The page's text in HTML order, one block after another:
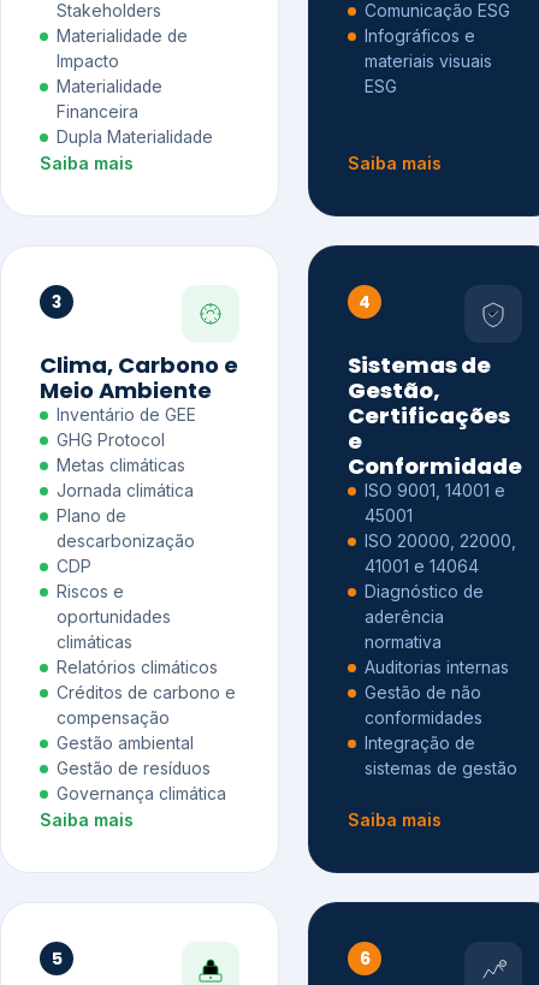
Stakeholders
Materialidade de
Impacto
Materialidade
Financeira
Dupla Materialidade
Saiba mais
Comunicação ESG
Infográficos e
materiais visuais
ESG
Saiba mais
3
Clima, Carbono e
Meio Ambiente
Inventário de GEE
GHG Protocol
Metas climáticas
Jornada climática
Plano de
descarbonização
CDP
Riscos e
oportunidades
climáticas
Relatórios climáticos
Créditos de carbono e
compensação
Gestão ambiental
Gestão de resíduos
Governança climática
Saiba mais
4
Sistemas de
Gestão,
Certificações
e
Conformidade
ISO 9001, 14001 e
45001
ISO 20000, 22000,
41001 e 14064
Diagnóstico de
aderência
normativa
Auditorias internas
Gestão de não
conformidades
Integração de
sistemas de gestão
Saiba mais
5 6